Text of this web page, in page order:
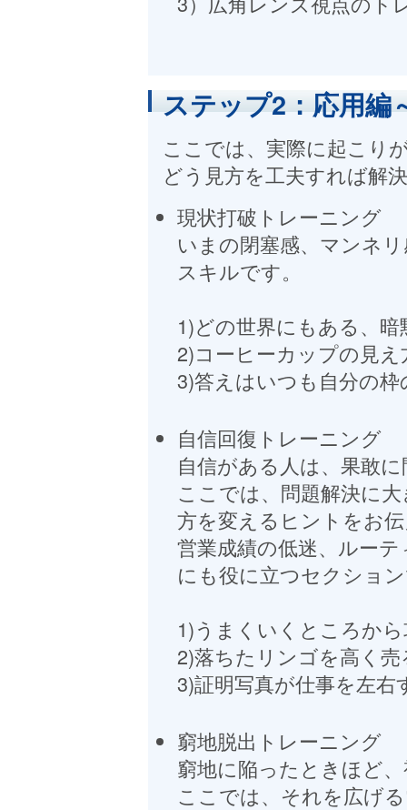
ステップ2：応用編
ここでは、実際に起こり
どう見方を工夫すれば解
現状打破トレーニング
いまの閉塞感、マンネ
スキルです。
1)どの世界にもある、
2)コーヒーカップの見
3)答えはいつも自分の
自信回復トレーニング
自信がある人は、果敢
ここでは、問題解決に
方を変えるヒントをお
営業成績の低迷、ルー
にも役に立つセクショ
1)うまくいくところか
2)落ちたリンゴを高く
3)証明写真が仕事を左右
窮地脱出トレーニング
窮地に陥ったときほど
ここでは、それを広げ